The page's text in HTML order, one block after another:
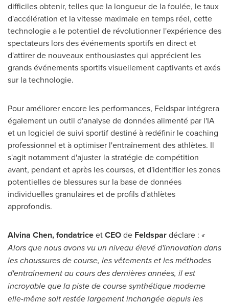
difficiles obtenir, telles que la longueur de la foulée, le taux
d'accélération et la vitesse maximale en temps réel, cette
technologie a le potentiel de révolutionner l'expérience des
spectateurs lors des événements sportifs en direct et
d'attirer de nouveaux enthousiastes qui apprécient les
grands événements sportifs visuellement captivants et axés
sur la technologie.
Pour améliorer encore les performances, Feldspar intégrera
également un outil d'analyse de données alimenté par l'IA
et un logiciel de suivi sportif destiné à redéfinir le coaching
professionnel et à optimiser l'entraînement des athlètes. Il
s'agit notamment d'ajuster la stratégie de compétition
avant, pendant et après les courses, et d'identifier les zones
potentielles de blessures sur la base de données
individuelles granulaires et de profils d'athlètes
approfondis.
Alvina Chen,fondatriceetCEOde Feldspardéclare : «
Alors que nous avons vu un niveau élevé d'innovation dans
les chaussures de course, les vêtements et les méthodes
d'entraînement au cours des dernières années, il est
incroyable que la piste de course synthétique moderne
elle-même soit restée largement inchangée depuis les